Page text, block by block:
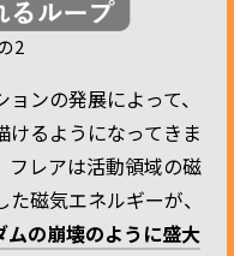
2
ンの発展によって、
けるようになってきま
フレアは活動領域の磁
磁気エネルギーが、
ムの崩壊のように盛大